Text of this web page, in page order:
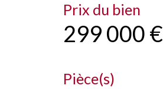
Prix du bien
299 000 €
Pièce(s)